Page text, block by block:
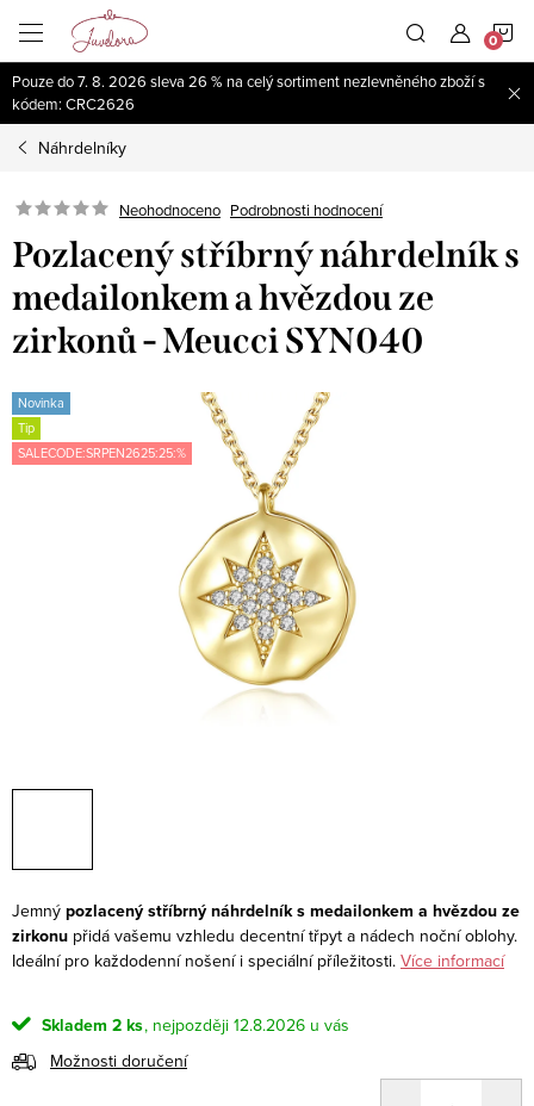
obsah
Pouze do 7. 8. 2026 sleva 26 % na celý sortiment nezlevněného zboží s
kódem: CRC2626
Náhrdelníky
Neohodnoceno Podrobnosti hodnocení
Pozlacený stříbrný náhrdelník s
medailonkem a hvězdou ze
zirkonů - Meucci SYN040
Novinka
Tip
SALECODE:SRPEN2625:25:%
Jemný pozlacený stříbrný náhrdelník s medailonkem a hvězdou ze
zirkonu přidá vašemu vzhledu decentní třpyt a nádech noční oblohy.
Ideální pro každodenní nošení i speciální příležitosti. Více informací
Skladem 2 ks
12.8.2026
Možnosti doručení